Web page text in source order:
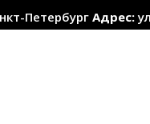
Петербург Адрес: